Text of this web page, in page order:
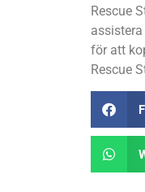
Rescue
för att
Rescue